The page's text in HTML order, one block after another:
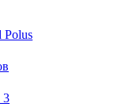
Polus
3